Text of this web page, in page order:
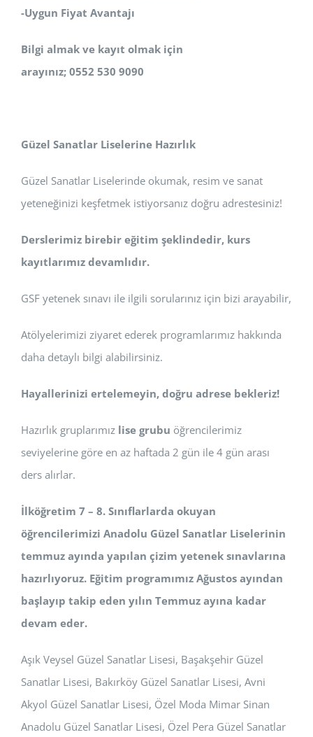
-Uygun Fiyat Avantajı
Bilgi almak ve kayıt olmak için
arayınız; 0552 530 9090
Güzel Sanatlar Liselerine Hazırlık
Güzel Sanatlar Liselerinde okumak, resim ve sanat
yeteneğinizi keşfetmek istiyorsanız doğru adrestesiniz!
Derslerimiz birebir eğitim şeklindedir, kurs
kayıtlarımız devamlıdır.
GSF yetenek sınavı ile ilgili sorularınız için bizi arayabilir,
Atölyelerimizi ziyaret ederek programlarımız hakkında
daha detaylı bilgi alabilirsiniz.
Hayallerinizi ertelemeyin, doğru adrese bekleriz!
Hazırlık gruplarımız lise grubu öğrencilerimiz
seviyelerine göre en az haftada 2 gün ile 4 gün arası
ders alırlar.
İlköğretim 7 – 8. Sınıflarlarda okuyan
öğrencilerimizi Anadolu Güzel Sanatlar Liselerinin
temmuz ayında yapılan çizim yetenek sınavlarına
hazırlıyoruz. Eğitim programımız Ağustos ayından
başlayıp takip eden yılın Temmuz ayına kadar
devam eder.
Aşık Veysel Güzel Sanatlar Lisesi, Başakşehir Güzel
Sanatlar Lisesi, Bakırköy Güzel Sanatlar Lisesi, Avni
Akyol Güzel Sanatlar Lisesi, Özel Moda Mimar Sinan
Anadolu Güzel Sanatlar Lisesi, Özel Pera Güzel Sanatlar